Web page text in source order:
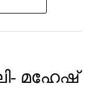
മഹേഷ്